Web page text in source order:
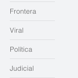
Judicial
Frontera
Viral
Política